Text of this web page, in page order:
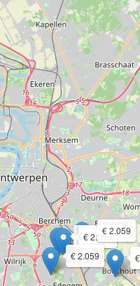
€ 2.059
€ 2.059
€ 2.059
€ 2.059